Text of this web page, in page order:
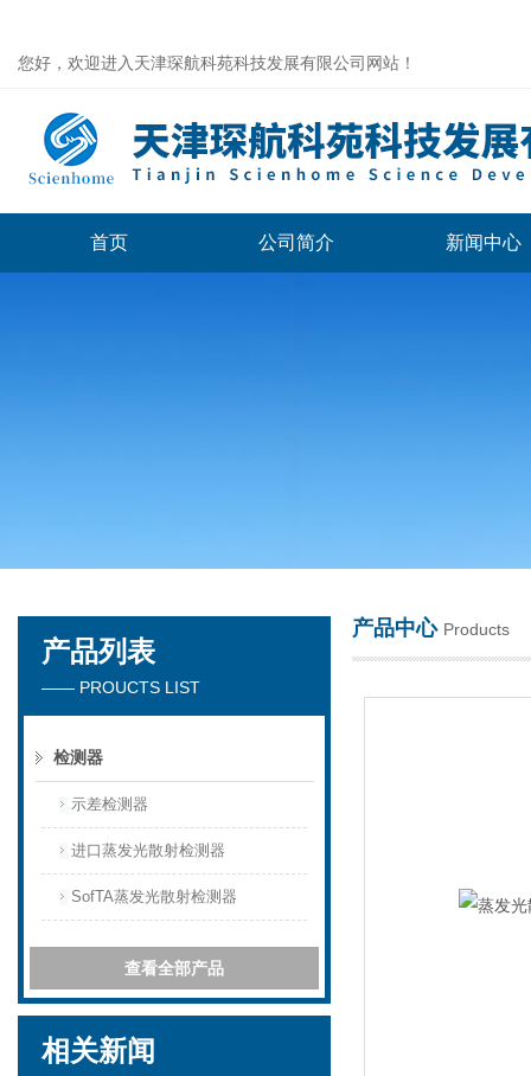
您好，欢迎进入天津琛航科苑科技发展有限公司网站！
天津琛航科苑科技发展有限公司
首页 公司简介 新闻中心
产品列表
—— PROUCTS LIST
检测器
示差检测器
进口蒸发光散射检测器
SofTA蒸发光散射检测器
查看全部产品
相关新闻
产品中心 Products